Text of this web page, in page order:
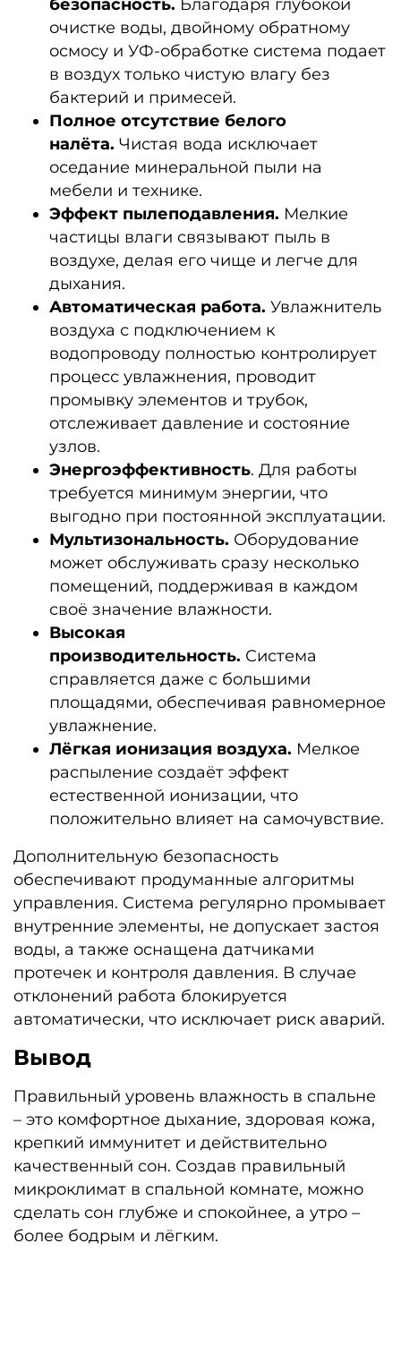
безопасность. Благодаря глубокой
очистке воды, двойному обратному
осмосу и УФ-обработке система подает
в воздух только чистую влагу без
бактерий и примесей.
Полное отсутствие белого
налёта. Чистая вода исключает
оседание минеральной пыли на
мебели и технике.
Эффект пылеподавления. Мелкие
частицы влаги связывают пыль в
воздухе, делая его чище и легче для
дыхания.
Автоматическая работа. Увлажнитель
воздуха с подключением к
водопроводу полностью контролирует
процесс увлажнения, проводит
промывку элементов и трубок,
отслеживает давление и состояние
узлов.
Энергоэффективность. Для работы
требуется минимум энергии, что
выгодно при постоянной эксплуатации.
Мультизональность. Оборудование
может обслуживать сразу несколько
помещений, поддерживая в каждом
своё значение влажности.
Высокая
производительность. Система
справляется даже с большими
площадями, обеспечивая равномерное
увлажнение.
Лёгкая ионизация воздуха. Мелкое
распыление создаёт эффект
естественной ионизации, что
положительно влияет на самочувствие.
Дополнительную безопасность
обеспечивают продуманные алгоритмы
управления. Система регулярно промывает
внутренние элементы, не допускает застоя
воды, а также оснащена датчиками
протечек и контроля давления. В случае
отклонений работа блокируется
автоматически, что исключает риск аварий.
Вывод
Правильный уровень влажность в спальне
– это комфортное дыхание, здоровая кожа,
крепкий иммунитет и действительно
качественный сон. Создав правильный
микроклимат в спальной комнате, можно
сделать сон глубже и спокойнее, а утро –
более бодрым и лёгким.